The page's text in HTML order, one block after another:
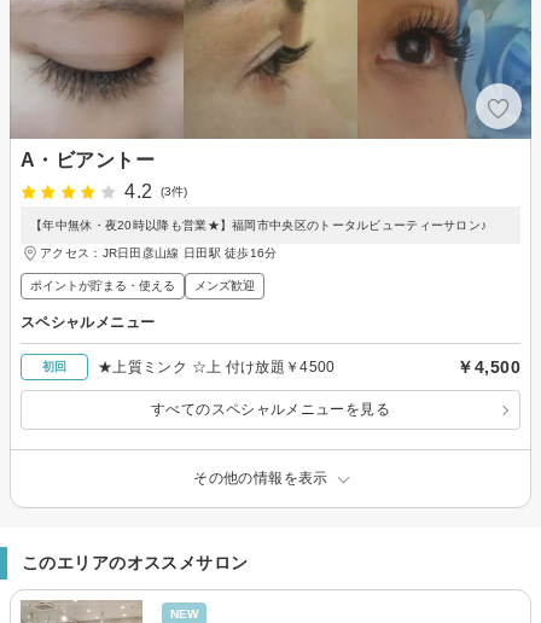
A・ビアントー
4.2
(3件)
【年中無休・夜20時以降も営業★】福岡市中央区のトータルビューティーサロン♪
アクセス：JR日田彦山線 日田駅 徒歩16分
ポイントが貯まる・使える メンズ歓迎
スペシャルメニュー
初回 ★上質ミンク ☆上 付け放題￥4500 ￥4,500
すべてのスペシャルメニューを見る
その他の情報を表示
このエリアのオススメサロン
NEW